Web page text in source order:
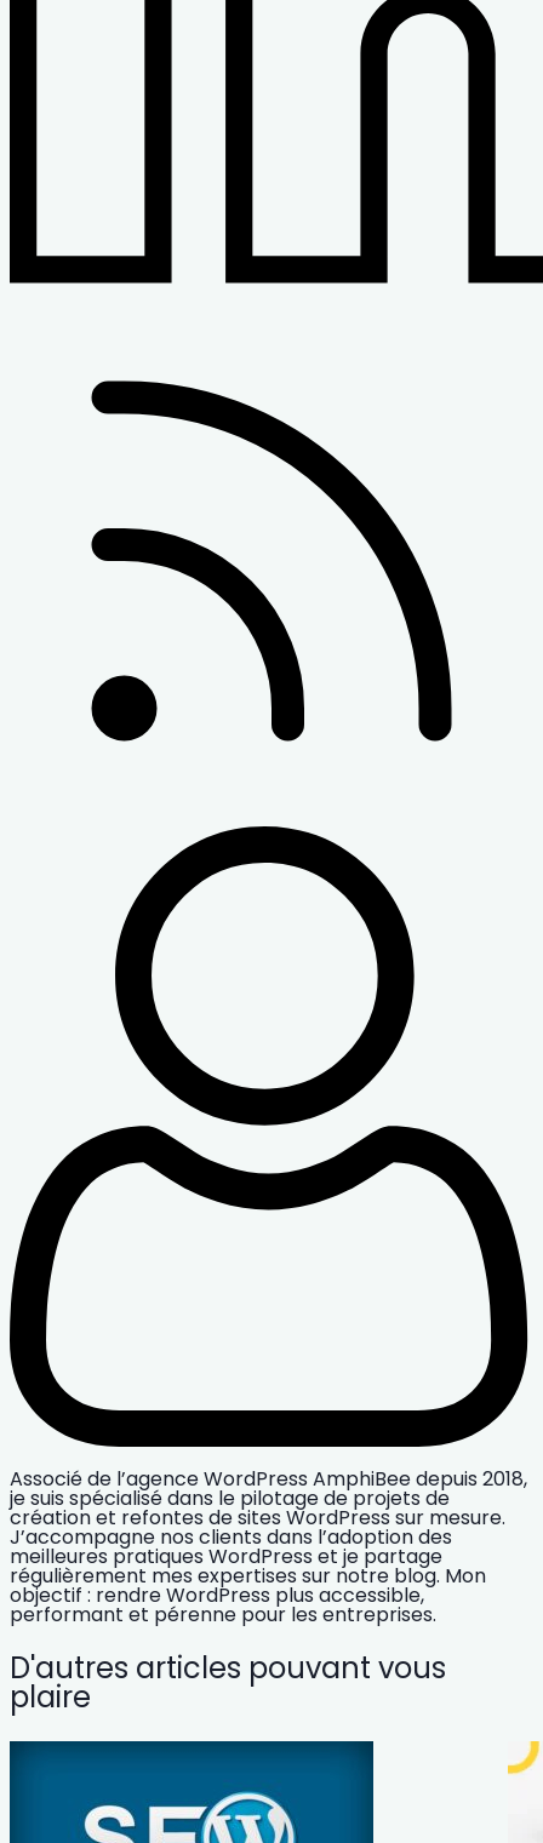
Associé de l’agence WordPress AmphiBee depuis 2018,
je suis spécialisé dans le pilotage de projets de
création et refontes de sites WordPress sur mesure.
J’accompagne nos clients dans l’adoption des
meilleures pratiques WordPress et je partage
régulièrement mes expertises sur notre blog. Mon
objectif : rendre WordPress plus accessible,
performant et pérenne pour les entreprises.
D'autres articles pouvant vous
plaire